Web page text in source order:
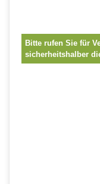
Bitte rufen Sie für
sicherheitshalber